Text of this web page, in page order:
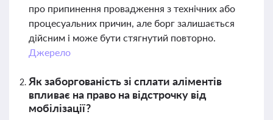
про припинення провадження з технічних або
процесуальних причин, але борг залишається
дійсним і може бути стягнутий повторно.
Джерело
Як заборгованість зі сплати аліментів
впливає на право на відстрочку від
мобілізації?